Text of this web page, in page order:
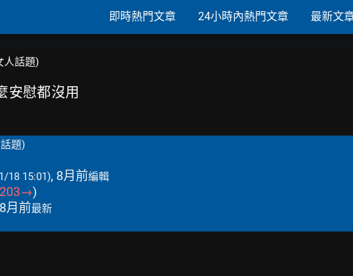
即時熱門文章 24小時內熱門文章 最新文
人話題)
安慰都沒用
題)
18 15:01), 8月前編輯
203→)
月前最新